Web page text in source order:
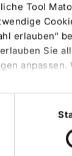
Tool
erlauben“
Sie